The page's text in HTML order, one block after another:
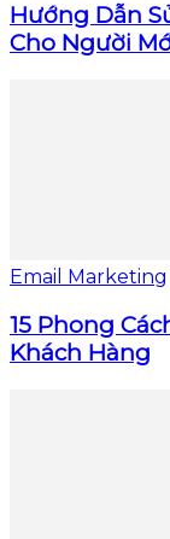
Hướng Dẫn
Cho Người
Email Marketing
15 Phong
Khách Hàng